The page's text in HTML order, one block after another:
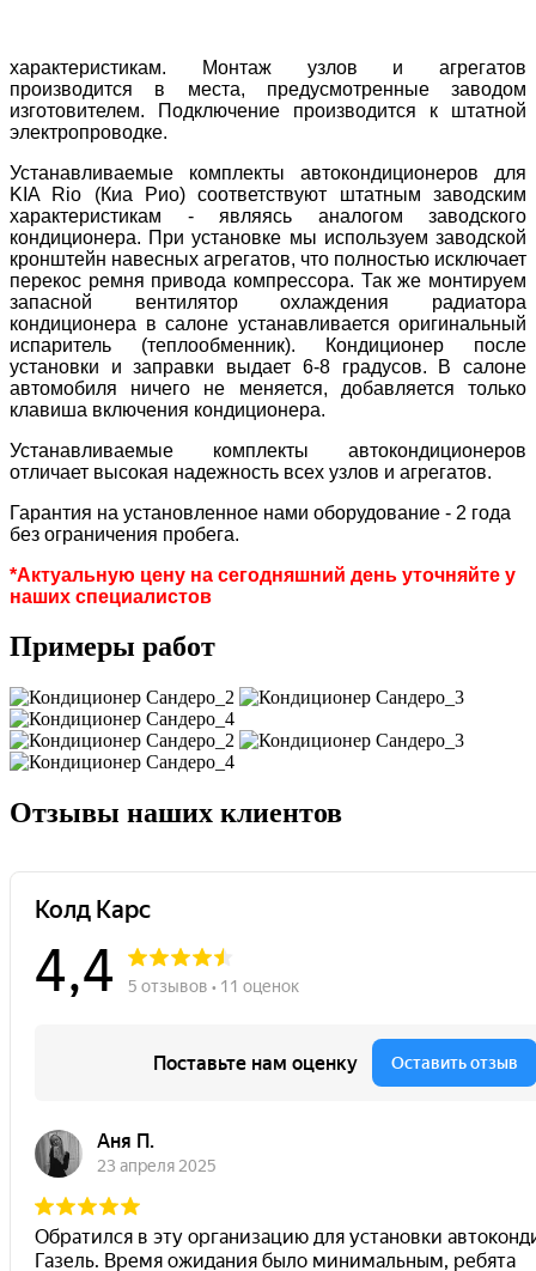
характеристикам. Монтаж узлов и агрегатов
производится в места, предусмотренные заводом
изготовителем. Подключение производится к штатной
электропроводке.
Устанавливаемые комплекты автокондиционеров для
KIA Rio (Киа Рио) соответствуют штатным заводским
характеристикам - являясь аналогом заводского
кондиционера. При установке мы используем заводской
кронштейн навесных агрегатов, что полностью исключает
перекос ремня привода компрессора. Так же монтируем
запасной вентилятор охлаждения радиатора
кондиционера в салоне устанавливается оригинальный
испаритель (теплообменник). Кондиционер после
установки и заправки выдает 6-8 градусов. В салоне
автомобиля ничего не меняется, добавляется только
клавиша включения кондиционера.
Устанавливаемые комплекты автокондиционеров
отличает высокая надежность всех узлов и агрегатов.
Гарантия на установленное нами оборудование - 2 года
без ограничения пробега.
*Актуальную цену на сегодняшний день уточняйте у
наших специалистов
Примеры работ
Отзывы наших клиентов